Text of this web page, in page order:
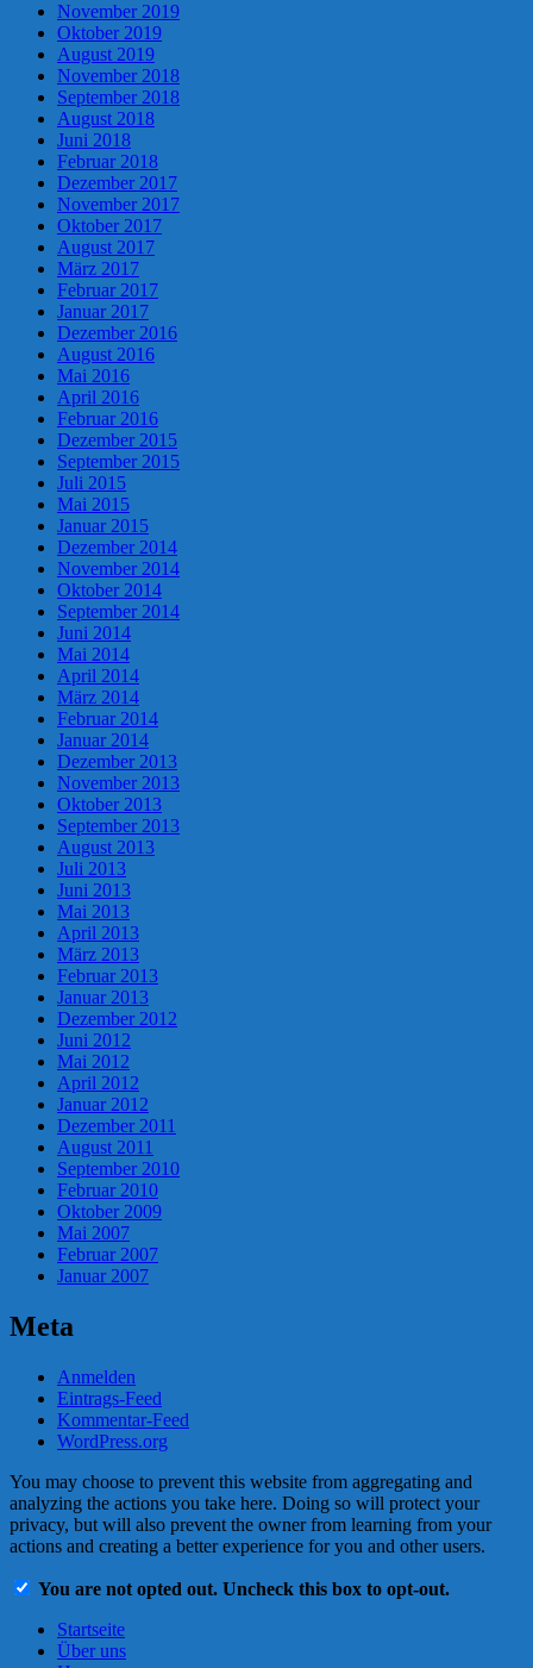
November 2019
Oktober 2019
August 2019
November 2018
September 2018
August 2018
Juni 2018
Februar 2018
Dezember 2017
November 2017
Oktober 2017
August 2017
März 2017
Februar 2017
Januar 2017
Dezember 2016
August 2016
Mai 2016
April 2016
Februar 2016
Dezember 2015
September 2015
Juli 2015
Mai 2015
Januar 2015
Dezember 2014
November 2014
Oktober 2014
September 2014
Juni 2014
Mai 2014
April 2014
März 2014
Februar 2014
Januar 2014
Dezember 2013
November 2013
Oktober 2013
September 2013
August 2013
Juli 2013
Juni 2013
Mai 2013
April 2013
März 2013
Februar 2013
Januar 2013
Dezember 2012
Juni 2012
Mai 2012
April 2012
Januar 2012
Dezember 2011
August 2011
September 2010
Februar 2010
Oktober 2009
Mai 2007
Februar 2007
Januar 2007
Meta
Anmelden
Eintrags-Feed
Kommentar-Feed
WordPress.org
You may choose to prevent this website from aggregating and
analyzing the actions you take here. Doing so will protect your
privacy, but will also prevent the owner from learning from your
actions and creating a better experience for you and other users.
You are not opted out. Uncheck this box to opt-out.
Startseite
Über uns